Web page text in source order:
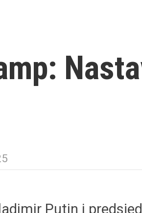
Putin i